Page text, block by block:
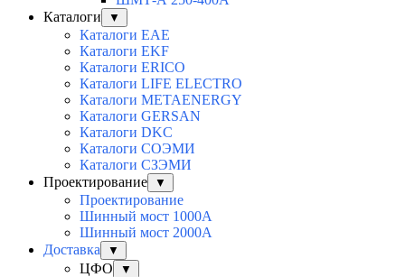
Каталоги
▼
Каталоги EAE
Каталоги EKF
Каталоги ERICO
Каталоги LIFE ELECTRO
Каталоги METAENERGY
Каталоги GERSAN
Каталоги DKC
Каталоги СОЭМИ
Каталоги СЗЭМИ
Проектирование
▼
Проектирование
Шинный мост 1000А
Шинный мост 2000А
Доставка
▼
ЦФО ▼